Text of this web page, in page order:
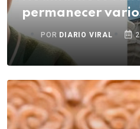
permanecer
POR DIARIO VIRAL